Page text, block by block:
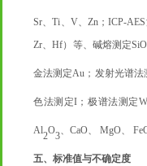
Sr、Ti、V、Zn；ICP-
Zr、Hf）等、碱熔测定SiO
金法测定Au；发射光谱法
色法测定I；极谱法测定
Al
2
O
3
、CaO、 MgO、
五、标准值与不确定度